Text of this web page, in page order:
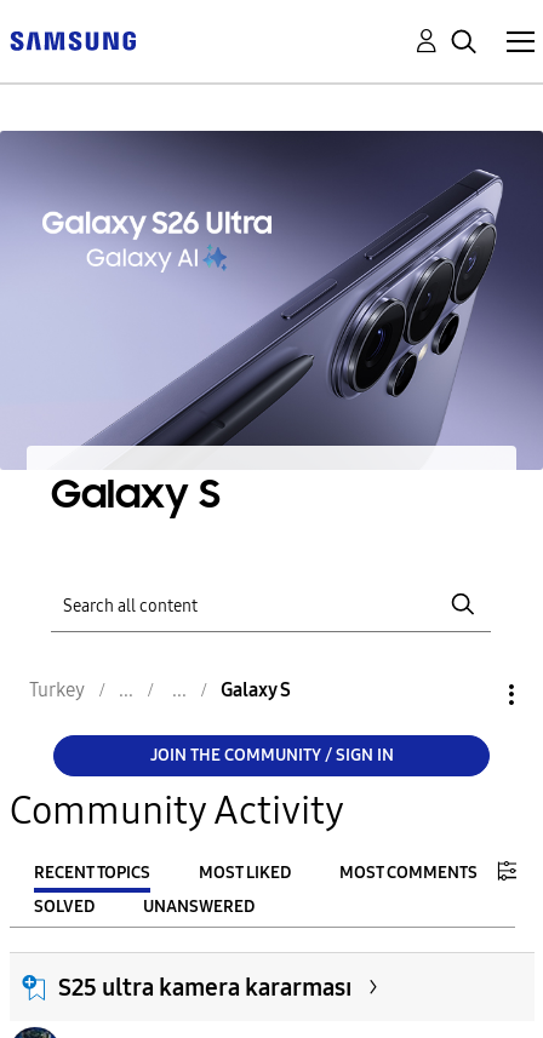
Galaxy S
Turkey Galaxy S
JOIN THE COMMUNITY / SIGN IN
Community Activity
RECENT TOPICS MOST LIKED
MOST COMMENTS
SOLVED
UNANSWERED
FILTER:
FromS25 ultra kamera kararması